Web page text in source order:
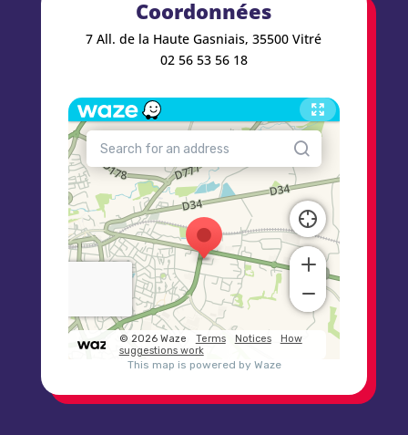
Coordonnées
7 All. de la Haute Gasniais, 35500 Vitré
02 56 53 56 18